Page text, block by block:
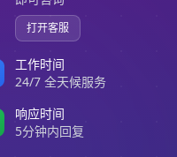
打开客服
工作时间
24/7 全天候服务
响应时间
5分钟内回复